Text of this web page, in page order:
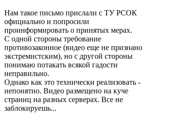
Нам такое письмо прислали с ТУ РСОК
официально и попросили
проинформировать о принятых мерах.
С одной стороны требование
противозаконное (видео еще не признано
экстремистским), но с другой стороны
понимаю потакать всякой гадости
неправильно.
Однако как это технически реализовать -
непонятно. Видео размещено на куче
страниц на разных серверах. Все не
заблокируешь...